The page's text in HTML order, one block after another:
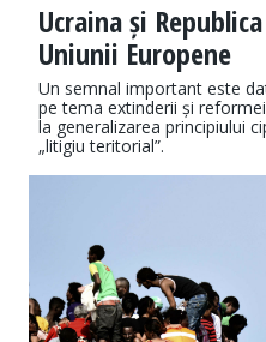
Ucraina și
Uniunii Europene
Un semnal important este
pe tema extinderii și
la generalizarea principiului
„litigiu teritorial”.